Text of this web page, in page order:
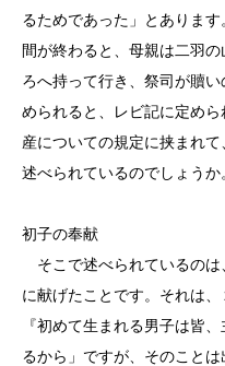
るためであった」とありま
間が終わると、母親は二羽
ろへ持って行き、祭司が贖
められると、レビ記に定め
産についての規定に挟まれ
述べられているのでしょうか
初子の奉献
そこで述べられているのは
に献げたことです。それは
『初めて生まれる男子は皆
るから」ですが、そのこと